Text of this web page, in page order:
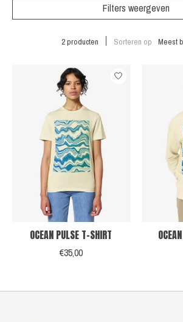
Filters weergeven
2 producten Sorteren op Meest
OCEAN PULSE T-SHIRT
€35,00